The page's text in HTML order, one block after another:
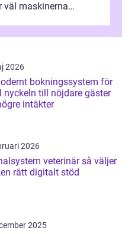
väl maskinerna
2026
bokningssystem för
intäkter
2026
veterinär så väljer
rätt digitalt stöd
2025